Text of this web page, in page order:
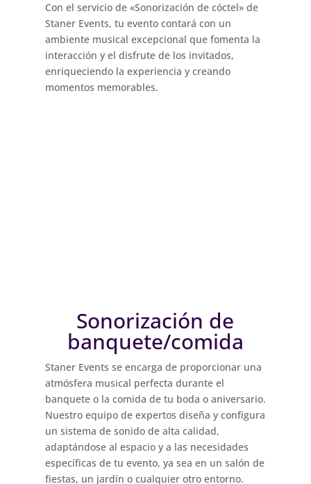
Con el servicio de «Sonorización de cóctel» de
Staner Events, tu evento contará con un
ambiente musical excepcional que fomenta la
interacción y el disfrute de los invitados,
enriqueciendo la experiencia y creando
momentos memorables.
Sonorización de
banquete/comida
Staner Events se encarga de proporcionar una
atmósfera musical perfecta durante el
banquete o la comida de tu boda o aniversario.
Nuestro equipo de expertos diseña y configura
un sistema de sonido de alta calidad,
adaptándose al espacio y a las necesidades
específicas de tu evento, ya sea en un salón de
fiestas, un jardín o cualquier otro entorno.